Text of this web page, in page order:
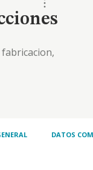
importacion o
y calzado;
DATOS